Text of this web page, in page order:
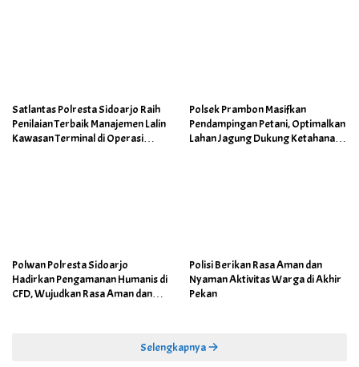
Satlantas Polresta Sidoarjo Raih
Penilaian Terbaik Manajemen Lalin
Kawasan Terminal di Operasi
Polsek Prambon Masifkan
Pendampingan Petani, Optimalkan
Lahan Jagung Dukung Ketahanan
Polwan Polresta Sidoarjo
Hadirkan Pengamanan Humanis di
CFD, Wujudkan Rasa Aman dan
Polisi Berikan Rasa Aman dan
Nyaman Aktivitas Warga di Akhir
Pekan
Selengkapnya